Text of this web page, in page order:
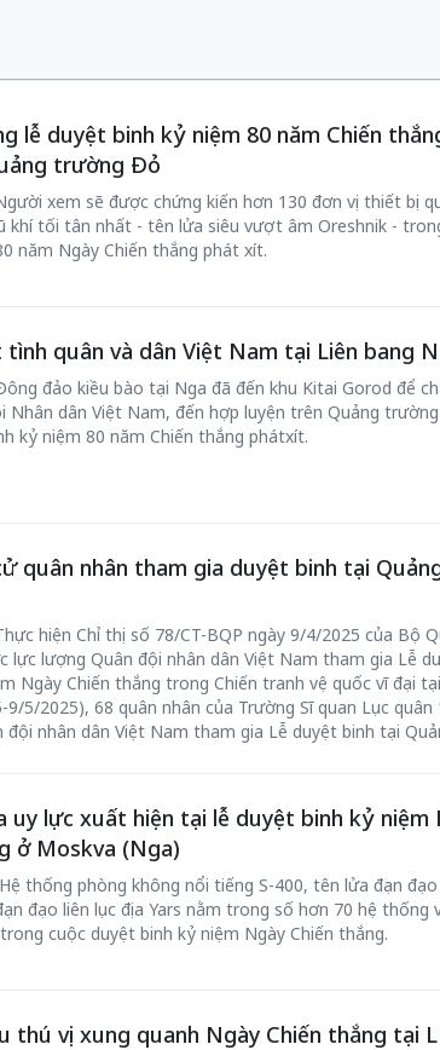
lễ duyệt binh kỷ niệm 80 năm Chiến
trường Đỏ
xem sẽ được chứng kiến hơn 130 đơn vị thiết bị
khí tối tân nhất - tên lửa siêu vượt âm Oreshnik -
năm Ngày Chiến thắng phát xít.
quân và dân Việt Nam tại Liên bang
đảo kiều bào tại Nga đã đến khu Kitai Gorod để
Nhân dân Việt Nam, đến hợp luyện trên Quảng
kỷ niệm 80 năm Chiến thắng phátxít.
quân nhân tham gia duyệt binh tại
hiện Chỉ thị số 78/CT-BQP ngày 9/4/2025 của Bộ
lực lượng Quân đội nhân dân Việt Nam tham gia Lễ
Ngày Chiến thắng trong Chiến tranh vệ quốc vĩ đại
9/5/2025), 68 quân nhân của Trường Sĩ quan Lục quân
đội nhân dân Việt Nam tham gia Lễ duyệt binh tại
uy lực xuất hiện tại lễ duyệt binh kỷ niệm
ở Moskva (Nga)
thống phòng không nổi tiếng S-400, tên lửa đạn
đạo liên lục địa Yars nằm trong số hơn 70 hệ thống
cuộc duyệt binh kỷ niệm Ngày Chiến thắng.
thú vị xung quanh Ngày Chiến thắng tại
Khách đến chơi nhà
Lê Hiền